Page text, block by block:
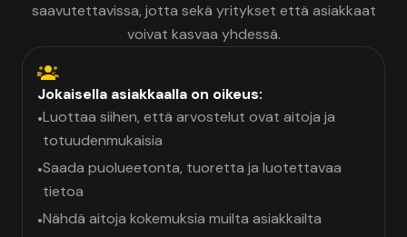
saavutettavissa, jotta sekä yritykset että asiakkaat
voivat kasvaa yhdessä.
Jokaisella asiakkaalla on oikeus:
•Luottaa siihen, että arvostelut ovat aitoja ja
totuudenmukaisia
•Saada puolueetonta, tuoretta ja luotettavaa
tietoa
•Nähdä aitoja kokemuksia muilta asiakkailta